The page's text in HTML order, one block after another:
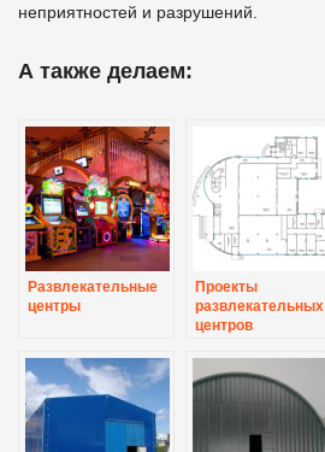
неприятностей и разрушений.
А также делаем:
Развлекательные
центры
Проекты
развлекательных
центров